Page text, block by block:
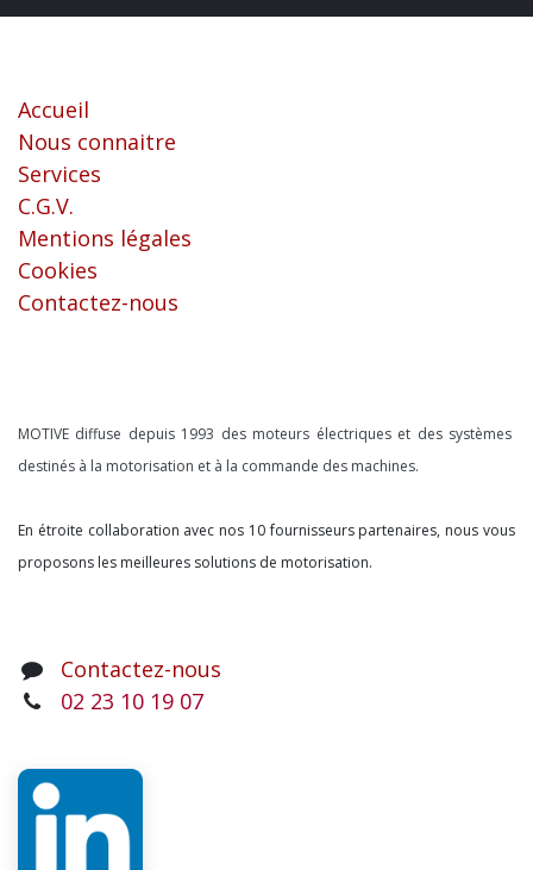
Accueil
Nous connaitre
Services
C.G.V.
Mentions légales
Cookies
Contactez-nous
MOTIVE diffuse depuis 1993 des moteurs électriques et des systèmes
destinés à la motorisation et à la commande des machines.
En étroite collaboration avec nos 10 fournisseurs partenaires, nous vous
proposons les meilleures solutions de motorisation.
Contactez-nous
02 23 10 19 07